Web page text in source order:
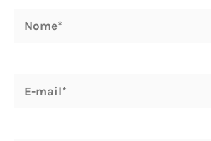
Nome*